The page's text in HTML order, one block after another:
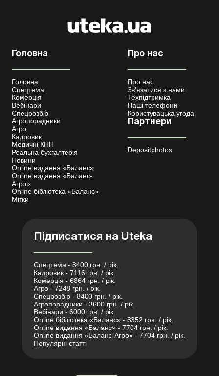
Головна
Головна
Спецтема
Комерція
Вебінари
Спецрозбір
Агропорадники
Агро
Кадровик
Медичні КНП
Реальна бухгалтерія
Новини
Online видання «Баланс»
Online видання «Баланс-
Агро»
Online бібліотека «Баланс»
Мітки
Про нас
Про нас
Зв'язатися з нами
Техпідтримка
Наші телефони
Користувацька угода
Партнери
Depositphotos
Підписатися на Uteka
Спецтема - 8400 грн. / рік.
Кадровик - 7116 грн. / рік.
Комерція - 6864 грн. / рік.
Агро - 7248 грн. / рік.
Спецрозбір - 8400 грн. / рік.
Агропорадники - 3600 грн. / рік.
Вебінари - 6000 грн. / рік.
Online бібліотека «Баланс» - 8352 грн. / рік.
Online видання «Баланс» - 7704 грн. / рік.
Online видання «Баланс-Агро» - 7704 грн. / рік.
Популярні статті